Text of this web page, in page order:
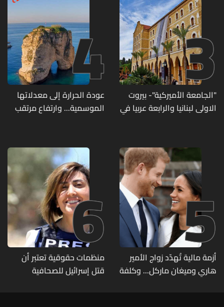
3
"الجامعة الأميركية"- بيروت
الاولى لبنانيا والرابعة عربيا في
4
عودة الحرارة إلى معدلاتها
الموسمية... وارتفاع مرتقب
5
أزمة مالية تُهدّد زواج الأمير
هاري وميغان ماركل... وكلفة
6
منظمات حقوقية تعتبر أن
قتل إسرائيل للصحافية